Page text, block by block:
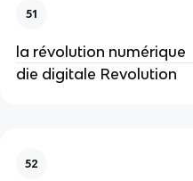
51
la révolution numérique
die digitale Revolution
52